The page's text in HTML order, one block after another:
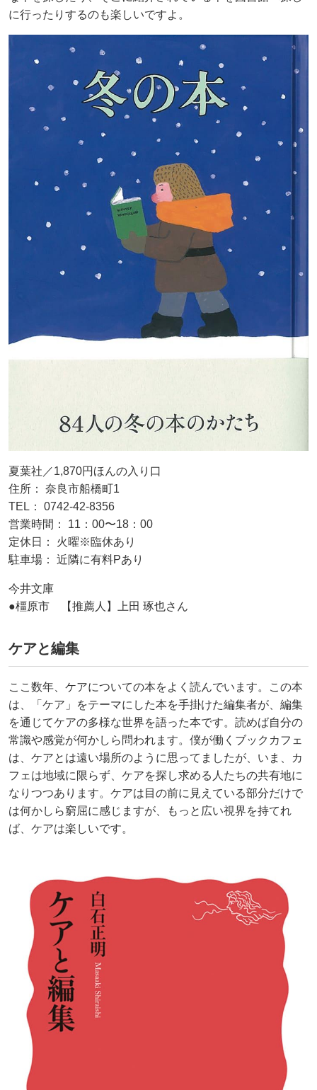
に行ったりするのも楽しいですよ。
夏葉社／1,870円ほんの入り口
住所： 奈良市船橋町1
TEL： 0742-42-8356
営業時間： 11：00〜18：00
定休日： 火曜※臨休あり
駐車場： 近隣に有料Pあり
今井文庫
●橿原市 【推薦人】上田 琢也さん
ケアと編集
ここ数年、ケアについての本をよく読んでいます。この本
は、「ケア」をテーマにした本を手掛けた編集者が、編集
を通じてケアの多様な世界を語った本です。読めば自分の
常識や感覚が何かしら問われます。僕が働くブックカフェ
は、ケアとは遠い場所のように思ってましたが、いま、カ
フェは地域に限らず、ケアを探し求める人たちの共有地に
なりつつあります。ケアは目の前に見えている部分だけで
は何かしら窮屈に感じますが、もっと広い視界を持てれ
ば、ケアは楽しいです。